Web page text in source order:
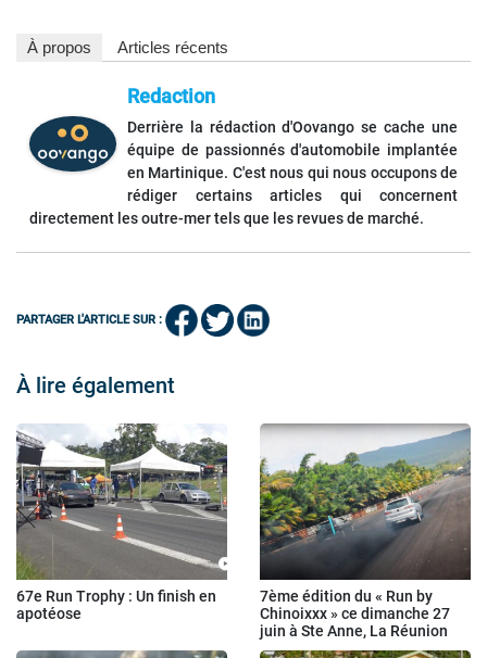
À propos Articles récents
Redaction
Derrière la rédaction d'Oovango se cache une
équipe de passionnés d'automobile implantée
en Martinique. C'est nous qui nous occupons de
rédiger certains articles qui concernent
directement les outre-mer tels que les revues de marché.
PARTAGER L'ARTICLE SUR :
À lire également
67e Run Trophy : Un finish en
apotéose
7ème édition du « Run by
Chinoixxx » ce dimanche 27
juin à Ste Anne, La Réunion